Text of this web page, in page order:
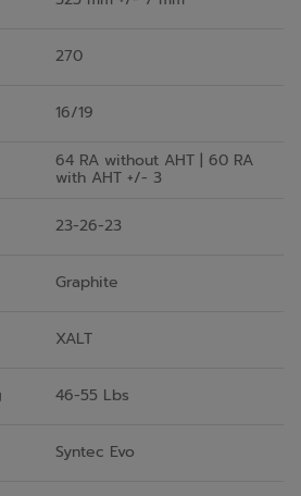
270
16/19
64 RA without AHT | 60 RA
with AHT +/- 3
23-26-23
Graphite
XALT
46-55 Lbs
Syntec Evo